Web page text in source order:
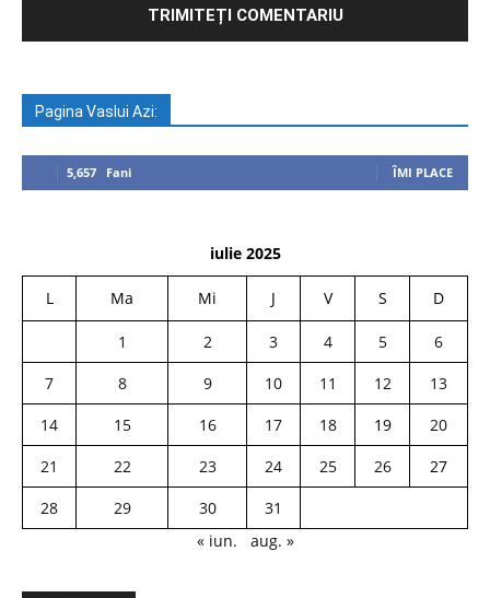
Pagina Vaslui Azi:
5,657 Fani ÎMI PLACE
iulie 2025
L Ma Mi J V S D
1 2 3 4 5
6
7
8 9 10 11 12
13
14
15 16 17 18 19
20
21
22 23 24 25 26
27
28
29 30
31
« iun.
aug. »